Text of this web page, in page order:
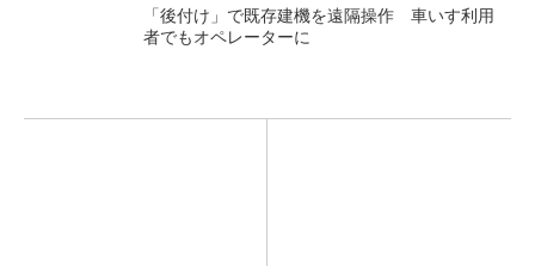
「後付け」で既存建機を遠隔操作 車いす利用
者でもオペレーターに